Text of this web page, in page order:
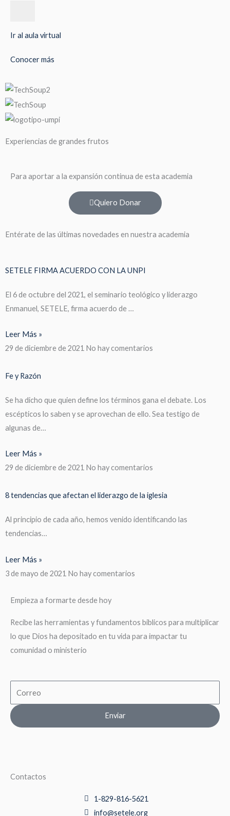
Ir al aula virtual
Conocer más
Experiencias de grandes frutos
Para aportar a la expansión continua de esta academia
Quiero Donar
Entérate de las últimas novedades en nuestra academia
SETELE FIRMA ACUERDO CON LA UNPI
El 6 de octubre del 2021, el seminario teológico y liderazgo
Enmanuel, SETELE, firma acuerdo de …
Leer Más »
29 de diciembre de 2021 No hay comentarios
Fe y Razón
Se ha dicho que quien define los términos gana el debate. Los
escépticos lo saben y se aprovechan de ello. Sea testigo de
algunas de…
Leer Más »
29 de diciembre de 2021 No hay comentarios
8 tendencias que afectan el liderazgo de la iglesia
Al principio de cada año, hemos venido identificando las
tendencias…
Leer Más »
3 de mayo de 2021 No hay comentarios
Empieza a formarte desde hoy
Recibe las herramientas y fundamentos biblicos para multiplicar
lo que Dios ha depositado en tu vida para impactar tu
comunidad o ministerio
Enviar
Contactos
1-829-816-5621
info@setele.org